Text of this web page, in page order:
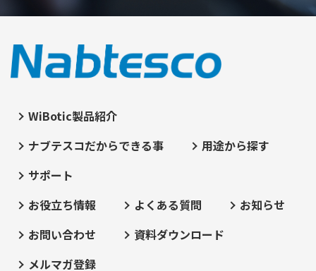
WiBotic製品紹介
ナブテスコだからできる事
用途から探す
サポート
お役立ち情報
よくある質問
お知らせ
お問い合わせ
資料ダウンロード
メルマガ登録